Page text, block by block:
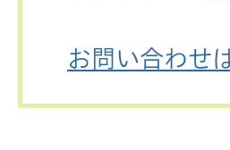
お問い合わせ